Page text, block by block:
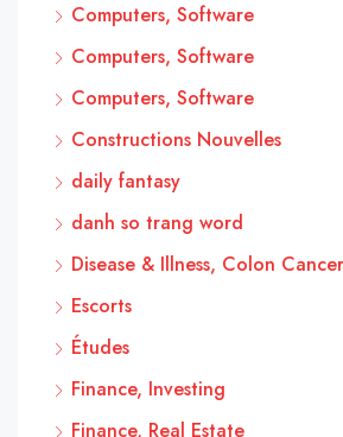
Computers, Software
Computers, Software
Computers, Software
Constructions Nouvelles
daily fantasy
danh so trang word
Disease & Illness, Colon Cancer
Escorts
Études
Finance, Investing
Finance, Real Estate